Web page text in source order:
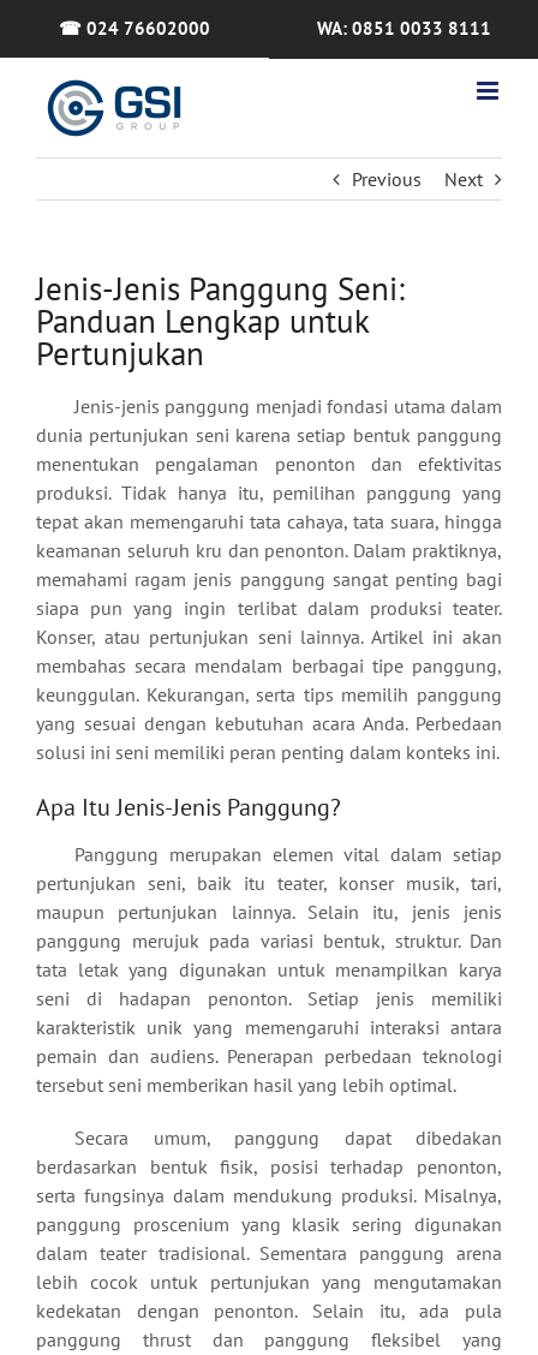
☎ 024 76602000 WA: 0851 0033 8111
Previous Next
Jenis-Jenis Panggung Seni:
Panduan Lengkap untuk
Pertunjukan
Jenis-jenis panggung menjadi fondasi utama dalam
dunia pertunjukan seni karena setiap bentuk panggung
menentukan pengalaman penonton dan efektivitas
produksi. Tidak hanya itu, pemilihan panggung yang
tepat akan memengaruhi tata cahaya, tata suara, hingga
keamanan seluruh kru dan penonton. Dalam praktiknya,
memahami ragam jenis panggung sangat penting bagi
siapa pun yang ingin terlibat dalam produksi teater.
Konser, atau pertunjukan seni lainnya. Artikel ini akan
membahas secara mendalam berbagai tipe panggung,
keunggulan. Kekurangan, serta tips memilih panggung
yang sesuai dengan kebutuhan acara Anda. Perbedaan
solusi ini seni memiliki peran penting dalam konteks ini.
Apa Itu Jenis-Jenis Panggung?
Panggung merupakan elemen vital dalam setiap
pertunjukan seni, baik itu teater, konser musik, tari,
maupun pertunjukan lainnya. Selain itu, jenis jenis
panggung merujuk pada variasi bentuk, struktur. Dan
tata letak yang digunakan untuk menampilkan karya
seni di hadapan penonton. Setiap jenis memiliki
karakteristik unik yang memengaruhi interaksi antara
pemain dan audiens. Penerapan perbedaan teknologi
tersebut seni memberikan hasil yang lebih optimal.
Secara umum, panggung dapat dibedakan
berdasarkan bentuk fisik, posisi terhadap penonton,
serta fungsinya dalam mendukung produksi. Misalnya,
panggung proscenium yang klasik sering digunakan
dalam teater tradisional. Sementara panggung arena
lebih cocok untuk pertunjukan yang mengutamakan
kedekatan dengan penonton. Selain itu, ada pula
panggung thrust dan panggung fleksibel yang